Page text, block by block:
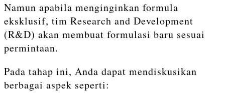
Namun apabila menginginkan formula
eksklusif, tim Research and Development
(R&D) akan membuat formulasi baru sesuai
permintaan.
Pada tahap ini, Anda dapat mendiskusikan
berbagai aspek seperti: